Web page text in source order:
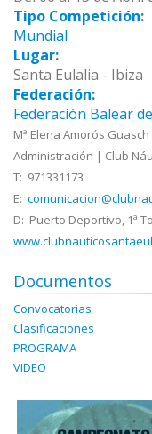
Tipo Competición:
Mundial
Lugar:
Santa Eulalia - Ibiza
Federación:
Federación Balear
Mª Elena Amorós Guasch
Administración | Club
T: 971331173
E:
D: Puerto Deportivo, 1ª
Documentos
Convocatorias
Clasificaciones
PROGRAMA
VIDEO